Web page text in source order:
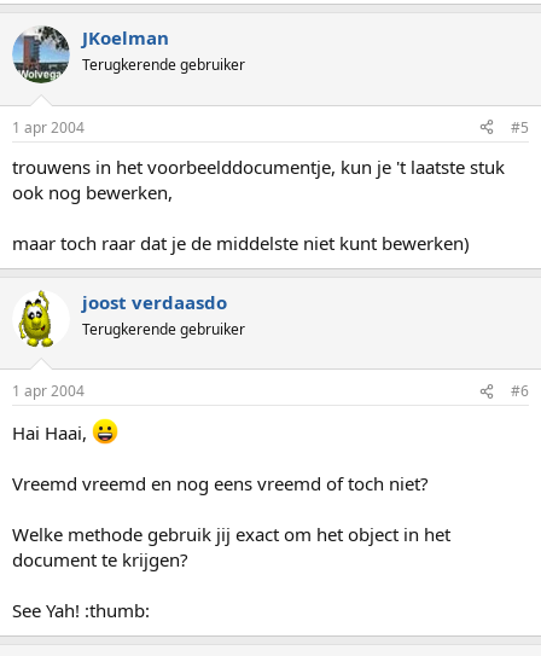
JKoelman
Terugkerende gebruiker
1 apr 2004 #5
trouwens in het voorbeelddocumentje, kun je 't laatste stuk
ook nog bewerken,
maar toch raar dat je de middelste niet kunt bewerken)
joost verdaasdo
Terugkerende gebruiker
1 apr 2004 #6
Hai Haai,
Vreemd vreemd en nog eens vreemd of toch niet?
Welke methode gebruik jij exact om het object in het
document te krijgen?
See Yah! :thumb: